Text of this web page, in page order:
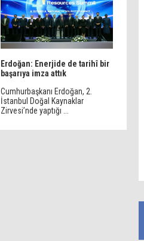
Erdoğan: Enerjide de tarihî bir
başarıya imza attık
Cumhurbaşkanı Erdoğan, 2.
İstanbul Doğal Kaynaklar
Zirvesi’nde yaptığı ...